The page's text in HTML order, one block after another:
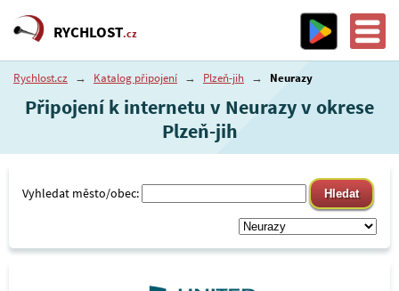
RYCHLOST.cz
Rychlost.cz → Katalog připojení → Plzeň-jih → Neurazy
Připojení k internetu v Neurazy v okrese
Plzeň-jih
Vyhledat město/obec: